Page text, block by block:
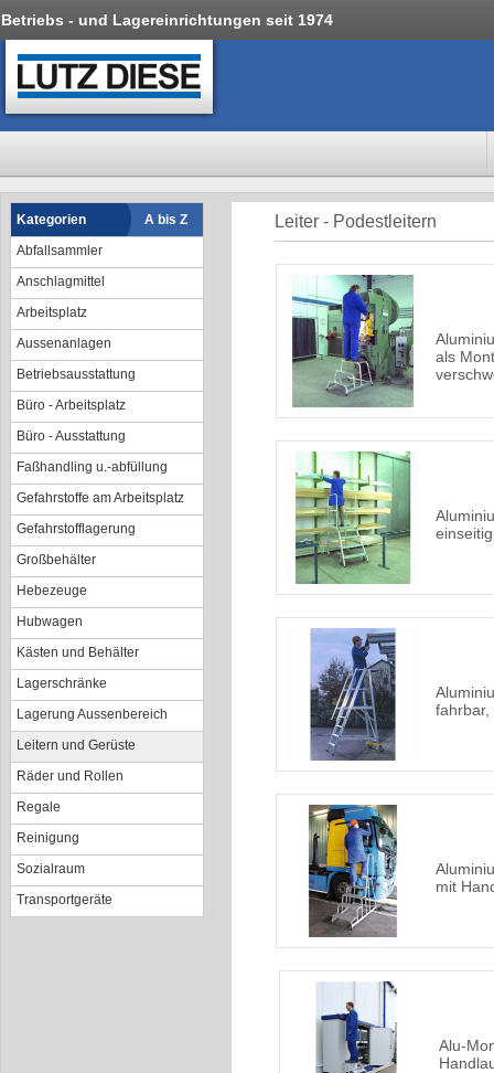
Betriebs - und Lagereinrichtungen seit 1974
Kategorien
A bis Z
Abfallsammler
Anschlagmittel
Arbeitsplatz
Aussenanlagen
Betriebsausstattung
Büro - Arbeitsplatz
Büro - Ausstattung
Faßhandling u.-abfüllung
Gefahrstoffe am Arbeitsplatz
Gefahrstofflagerung
Großbehälter
Hebezeuge
Hubwagen
Kästen und Behälter
Lagerschränke
Lagerung Aussenbereich
Leitern und Gerüste
Räder und Rollen
Regale
Reinigung
Sozialraum
Transportgeräte
Leiter - Podestleitern
als
fahrbar,
mit
Alu-